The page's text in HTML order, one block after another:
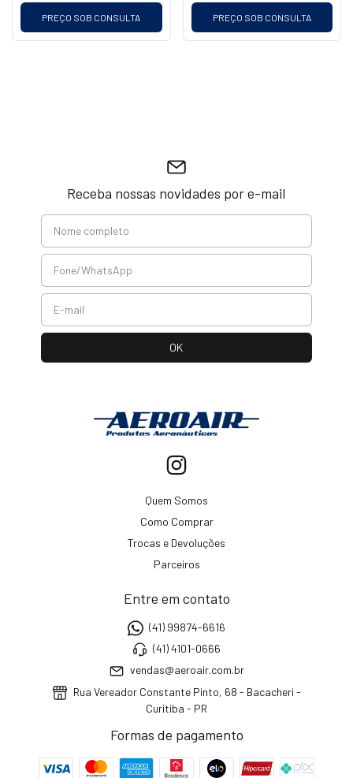
PREÇO SOB CONSULTA PREÇO SOB CONSULTA
Receba nossas novidades por e-mail
Quem Somos
Como Comprar
Trocas e Devoluções
Parceiros
Entre em contato
(41) 99874-6616
(41) 4101-0666
vendas@aeroair.com.br
Rua Vereador Constante Pinto, 68 - Bacacheri -
Curitiba - PR
Formas de pagamento